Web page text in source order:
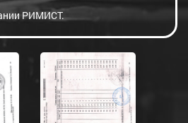
РИМИСТ.